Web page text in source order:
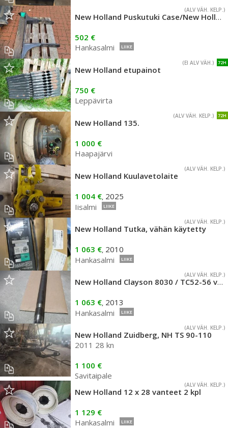
(ALV VÄH. KELP.)
New Holland Puskutuki Case/New Holland
502 €
Hankasalmi
LIIKE
72H
(EI ALV VÄH.)
New Holland etupainot
750 €
Leppävirta
72H
(ALV VÄH. KELP.)
New Holland 135.
1 000 €
Haapajärvi
(ALV VÄH. KELP.)
New Holland Kuulavetolaite
1 004 €, 2025
Iisalmi
LIIKE
(ALV VÄH. KELP.)
New Holland Tutka, vähän käytetty
1 063 €, 2010
Hankasalmi
LIIKE
(ALV VÄH. KELP.)
New Holland Clayson 8030 / TC52-56 vetoakseli RH
1 063 €, 2013
Hankasalmi
LIIKE
(ALV VÄH. KELP.)
New Holland Zuidberg, NH TS 90-110
2011 28 kn
1 100 €
Savitaipale
(ALV VÄH. KELP.)
New Holland 12 x 28 vanteet 2 kpl
1 129 €
Hankasalmi
LIIKE